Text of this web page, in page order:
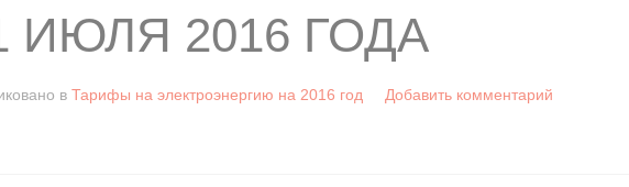
ИЮЛЯ 2016 ГОДА
в Тарифы на электроэнергию на 2016 год Добавить комментарий